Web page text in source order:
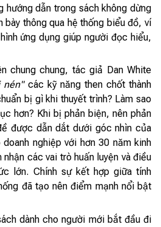
hướng dẫn trong sách không dừng
bày thông qua hệ thống biểu đồ, ví
ứng dụng giúp người đọc hiểu,
chung chung, tác giả Dan White
nén"các kỹ năng then chốt thành
bị gì khi thuyết trình? Làm sao
hơn? Khi bị phản biện, nên phản
được dẫn dắt dưới góc nhìn của
nghiệp với hơn 30 năm kinh
các vai trò huấn luyện và điều
lớn. Chính sự kết hợp giữa tính
đã tạo nên điểm mạnh nổi bật
dành cho người mới bắt đầu đi